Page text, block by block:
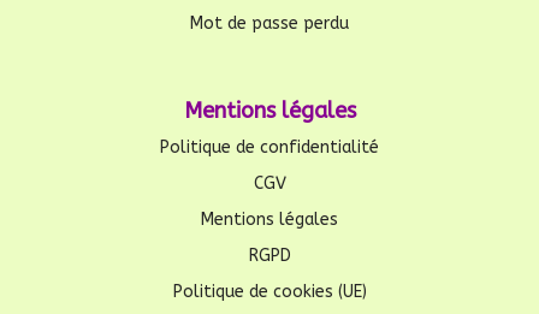
Mot de passe perdu
Mentions légales
Politique de confidentialité
CGV
Mentions légales
RGPD
Politique de cookies (UE)